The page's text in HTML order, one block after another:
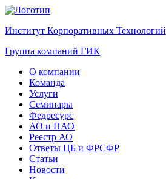
Институт Корпоративных Технологий
Группа компаний ГИК
О компании
Команда
Услуги
Семинары
Федресурс
АО и ПАО
Реестр АО
Ответы ЦБ и ФРСФР
Статьи
Новости